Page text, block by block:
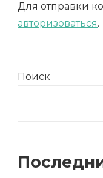
Для отправки
авторизоваться.
Поиск